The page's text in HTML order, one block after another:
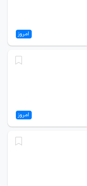
امروز
امروز